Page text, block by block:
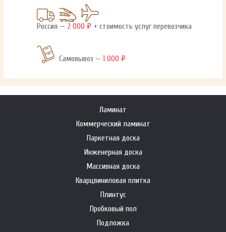
Россия — 2 000 ₽ + стоимость услуг перевозчика
Самовывоз —1 000 ₽
Ламинат
Коммерческий ламинат
Паркетная доска
Инженерная доска
Массивная доска
Кварцвиниловая плитка
Плинтус
Пробковый пол
Подложка